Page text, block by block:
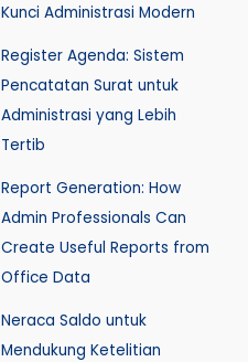
Kunci Administrasi Modern
Register Agenda: Sistem
Pencatatan Surat untuk
Administrasi yang Lebih
Tertib
Report Generation: How
Admin Professionals Can
Create Useful Reports from
Office Data
Neraca Saldo untuk
Mendukung Ketelitian